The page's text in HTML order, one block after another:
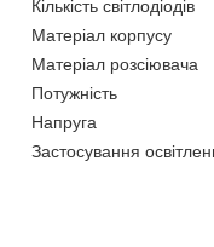
Кількість світлодіодів
Матеріал корпусу
Матеріал розсіювача
Потужність
Напруга
Застосування